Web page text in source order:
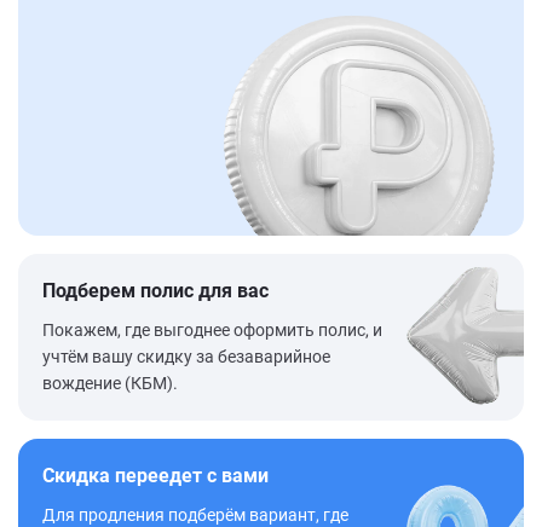
Подберем полис для вас
Покажем, где выгоднее оформить полис, и
учтём вашу скидку за безаварийное
вождение (КБМ).
Скидка переедет с вами
Для продления подберём вариант, где